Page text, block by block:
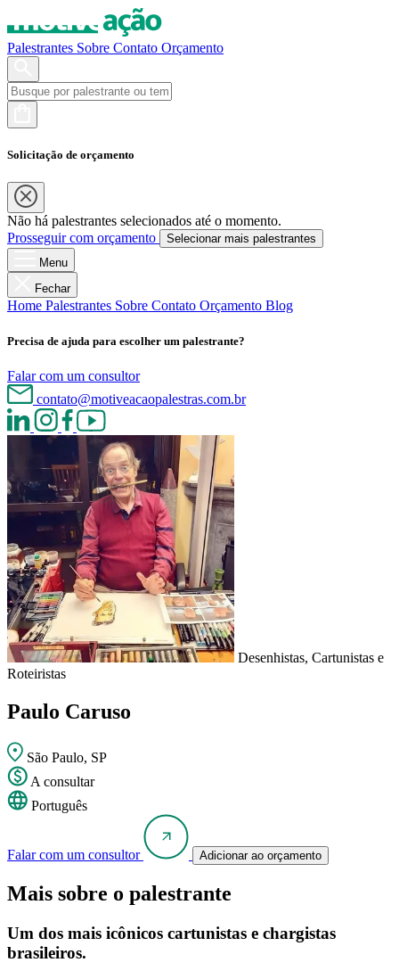
Palestrantes Sobre Contato Orçamento
Solicitação de orçamento
Não há palestrantes selecionados até o momento.
Prosseguir com orçamento
Selecionar mais palestrantes
Menu
Fechar
Home Palestrantes Sobre Contato Orçamento Blog
Precisa de ajuda para escolher um palestrante?
Falar com um consultor
contato@motiveacaopalestras.com.br
Desenhistas, Cartunistas e
Roteiristas
Paulo Caruso
São Paulo, SP
A consultar
Português
Falar com um consultor Adicionar ao orçamento
Mais sobre o palestrante
Um dos mais icônicos cartunistas e chargistas
brasileiros.